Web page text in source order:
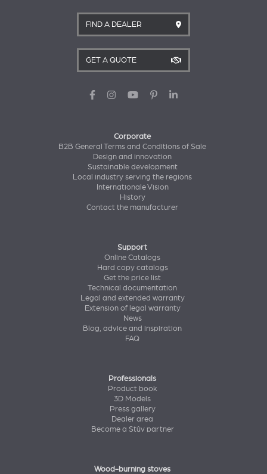
FIND A DEALER
GET A QUOTE
Corporate
B2B General Terms and Conditions of Sale
Design and innovation
Sustainable development
Local industry serving the regions
Internationale Vision
History
Contact the manufacturer
Support
Online Catalogs
Hard copy catalogs
Get the price list
Technical documentation
Legal and extended warranty
Extension of legal warranty
News
Blog, advice and inspiration
FAQ
Professionals
Product book
3D Models
Press gallery
Dealer area
Become a Stûv partner
Wood-burning stoves